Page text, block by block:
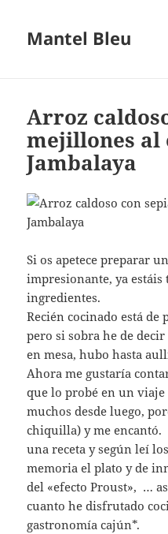
Mantel Bleu
Arroz
mejillones al
Jambalaya
Si os apetece preparar
impresionante, ya estáis
ingredientes.
Recién cocinado está de
pero si sobra he de
en mesa, hubo hasta
Ahora me gustaría
que lo probé en un viaje
muchos desde luego,
chiquilla) y me encantó.
una receta y según leí
memoria el plato y de
del «efecto Proust», …
cuanto he disfrutado
gastronomía cajún*.